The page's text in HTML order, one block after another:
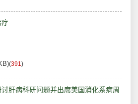
疗
(391)
肝病科研问题并出席美国消化系病周